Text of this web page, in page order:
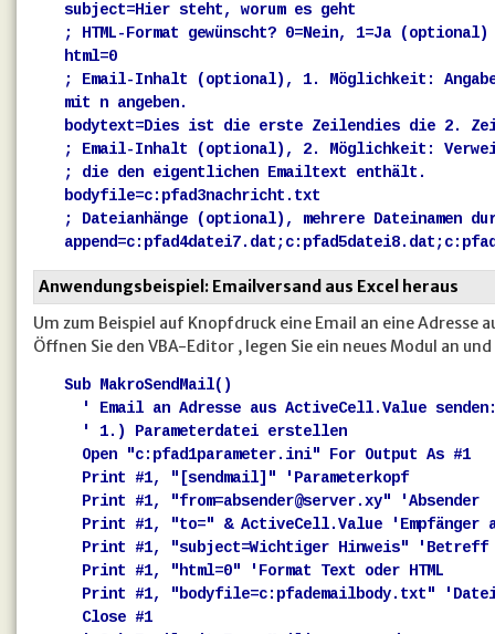
subject=Hier steht, worum es geht
; HTML-Format gewünscht? 0=Nein, 1=Ja (optional)
html=0
; Email-Inhalt (optional), 1. Möglichkeit:
mit n angeben.
bodytext=Dies ist die erste Zeilendies die 2.
; Email-Inhalt (optional), 2. Möglichkeit:
; die den eigentlichen Emailtext enthält.
bodyfile=c:pfad3nachricht.txt
; Dateianhänge (optional), mehrere Dateinamen
Anwendungsbeispiel: Emailversand aus Excel heraus
Um zum Beispiel auf Knopfdruck eine Email an eine
Öffnen Sie den VBA-Editor , legen Sie ein neues Modul an
Sub MakroSendMail()
' Email an Adresse aus ActiveCell.Value
' 1.) Parameterdatei erstellen
Open "c:pfad1parameter.ini" For Output As #1
Print #1, "[sendmail]" 'Parameterkopf
Print #1, "from=absender@server.xy" 'Absender
Print #1, "to=" & ActiveCell.Value 'Empfänger
Print #1, "subject=Wichtiger Hinweis" 'Betreff
Print #1, "html=0" 'Format Text oder HTML
Print #1, "bodyfile=c:pfademailbody.txt"
Close #1